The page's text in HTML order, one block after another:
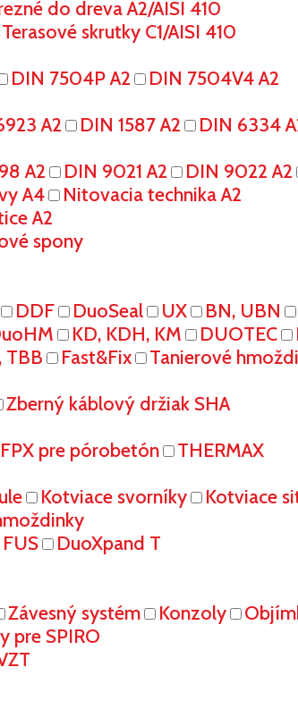
do dreva A2/AISI 410
Terasové skrutky C1/AISI 410
DIN 7504P A2
DIN 7504V4 A2
A2 DIN 1587 A2 DIN 6334
A2 DIN 9021 A2 DIN 9022 A2
A4
Nitovacia technika A2
A2
spony
DDF DuoSeal UX BN, UBN
KD, KDH, KM DUOTEC
TBB Fast&Fix
Tanierové
Zberný káblový držiak SHA
FPX pre pórobetón
THERMAX
Kotviace svorníky Kotviace
DuoXpand T
Závesný systém Konzoly
pre SPIRO